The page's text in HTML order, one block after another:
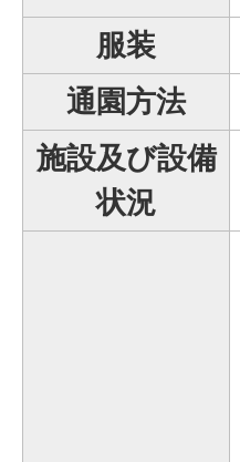
服装
通園方法
施設及び設備
状況